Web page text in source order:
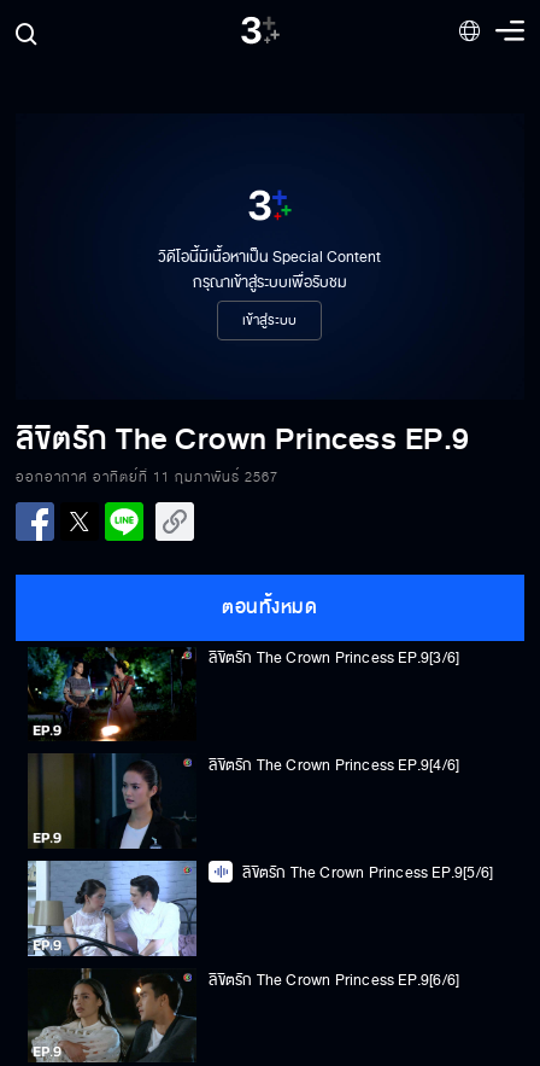
วิดีโอนี้มีเนื้อหาเป็น Special Content
กรุณาเข้าสู่ระบบเพื่อรับชม
เข้าสู่ระบบ
ลิขิตรัก The Crown Princess EP.9
ออกอากาศ อาทิตย์ที่ 11 กุมภาพันธ์ 2567
ตอนทั้งหมด
ลิขิตรัก The Crown Princess EP.9[1/6]
ลิขิตรัก The Crown Princess EP.9[3/6]
ลิขิตรัก The Crown Princess EP.9[4/6]
ลิขิตรัก The Crown Princess EP.9[5/6]
ลิขิตรัก The Crown Princess EP.9[6/6]